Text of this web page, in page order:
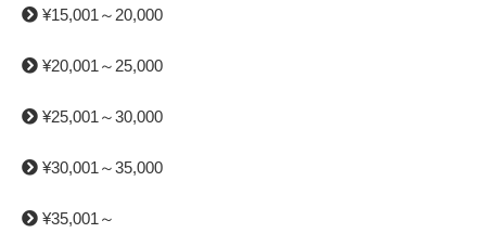
¥15,001～20,000
¥20,001～25,000
¥25,001～30,000
¥30,001～35,000
¥35,001～